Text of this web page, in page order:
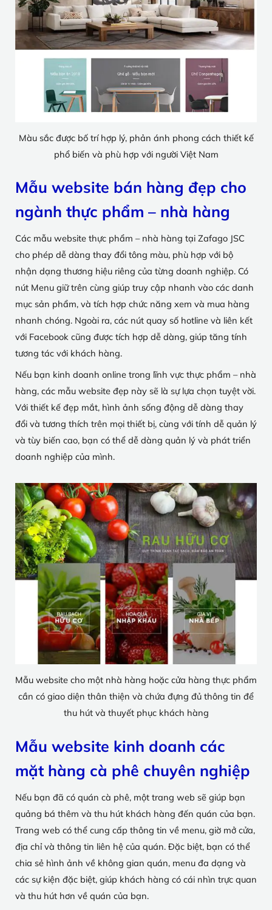
Màu sắc được bố trí hợp lý, phản ánh phong cách thiết kế
phổ biến và phù hợp với người Việt Nam
Mẫu website bán hàng đẹp cho
ngành thực phẩm – nhà hàng
Các mẫu website thực phẩm – nhà hàng tại Zafago JSC
cho phép dễ dàng thay đổi tông màu, phù hợp với bộ
nhận dạng thương hiệu riêng của từng doanh nghiệp. Có
nút Menu giữ trên cùng giúp truy cập nhanh vào các danh
mục sản phẩm, và tích hợp chức năng xem và mua hàng
nhanh chóng. Ngoài ra, các nút quay số hotline và liên kết
với Facebook cũng được tích hợp dễ dàng, giúp tăng tính
tương tác với khách hàng.
Nếu bạn kinh doanh online trong lĩnh vực thực phẩm – nhà
hàng, các mẫu website đẹp này sẽ là sự lựa chọn tuyệt vời.
Với thiết kế đẹp mắt, hình ảnh sống động dễ dàng thay
đổi và tương thích trên mọi thiết bị, cùng với tính dễ quản lý
và tùy biến cao, bạn có thể dễ dàng quản lý và phát triển
doanh nghiệp của mình.
Mẫu website cho một nhà hàng hoặc cửa hàng thực phẩm
cần có giao diện thân thiện và chứa đựng đủ thông tin để
thu hút và thuyết phục khách hàng
Mẫu website kinh doanh các
mặt hàng cà phê chuyên nghiệp
Nếu bạn đã có quán cà phê, một trang web sẽ giúp bạn
quảng bá thêm và thu hút khách hàng đến quán của bạn.
Trang web có thể cung cấp thông tin về menu, giờ mở cửa,
địa chỉ và thông tin liên hệ của quán. Đặc biệt, bạn có thể
chia sẻ hình ảnh về không gian quán, menu đa dạng và
các sự kiện đặc biệt, giúp khách hàng có cái nhìn trực quan
và thu hút hơn về quán của bạn.